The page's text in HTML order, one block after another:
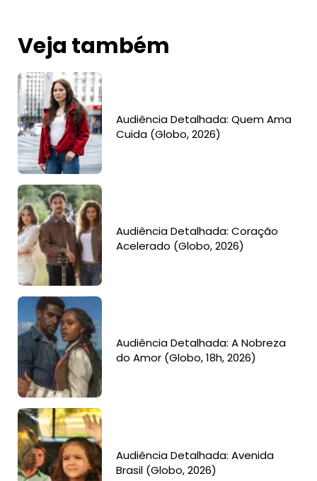
Veja também
Audiência Detalhada: Quem Ama
Cuida (Globo, 2026)
Audiência Detalhada: Coração
Acelerado (Globo, 2026)
Audiência Detalhada: A Nobreza
do Amor (Globo, 18h, 2026)
Audiência Detalhada: Avenida
Brasil (Globo, 2026)